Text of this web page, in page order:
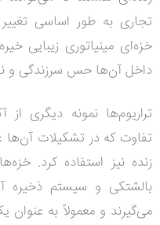
تجاری به طور اساسی
خزه‌ای مینیاتوری زیبایی
داخل آن‌ها حس سرزندگی و
تراریوم‌ها نمونه دیگری
تفاوت که در تشکیلات آن‌ها
بالشتکی و سیستم ذخیره
می‌گیرند و معمولاً به